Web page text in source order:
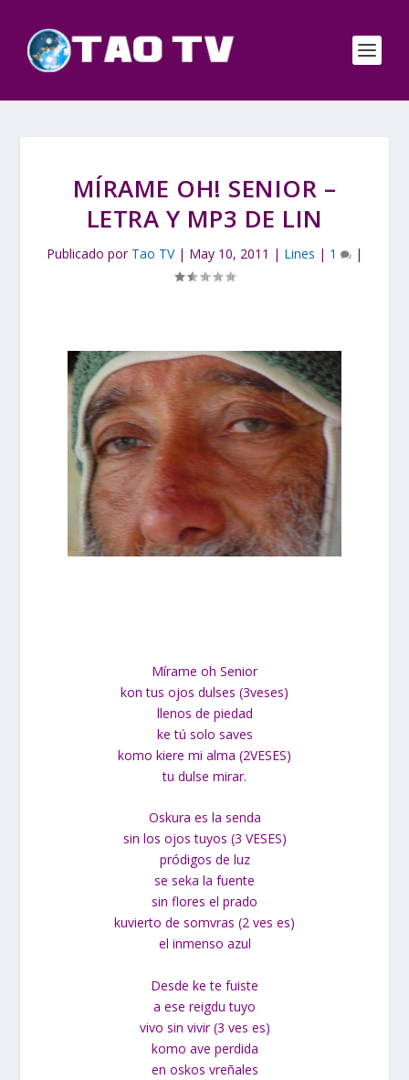
MÍRAME OH! SENIOR –
LETRA Y MP3 DE LIN
Publicado por Tao TV| May 10, 2011 | Lines | 1 |
Mírame oh Senior
kon tus ojos dulses (3veses)
llenos de piedad
ke tú solo saves
komo kiere mi alma (2VESES)
tu dulse mirar.
Oskura es la senda
sin los ojos tuyos (3 VESES)
pródigos de luz
se seka la fuente
sin flores el prado
kuvierto de somvras (2 ves es)
el inmenso azul
Desde ke te fuiste
a ese reigdu tuyo
vivo sin vivir (3 ves es)
komo ave perdida
en oskos vreñales